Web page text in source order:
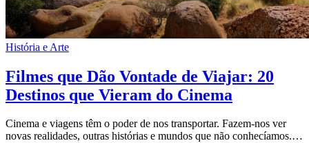
História e Arte
Filmes que Dão Vontade de Viajar: 20
Destinos que Vieram do Cinema
Cinema e viagens têm o poder de nos transportar. Fazem-nos ver
novas realidades, outras histórias e mundos que não conhecíamos.…